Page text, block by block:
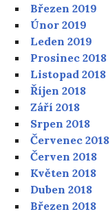
Březen 2019
Únor 2019
Leden 2019
Prosinec 2018
Listopad 2018
Říjen 2018
Září 2018
Srpen 2018
Červenec 2018
Červen 2018
Květen 2018
Duben 2018
Březen 2018